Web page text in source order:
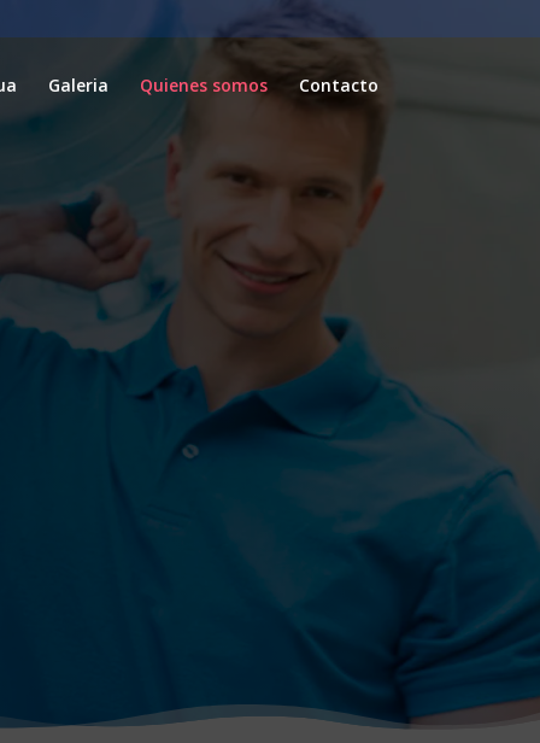
Galeria Quienes somos Contacto